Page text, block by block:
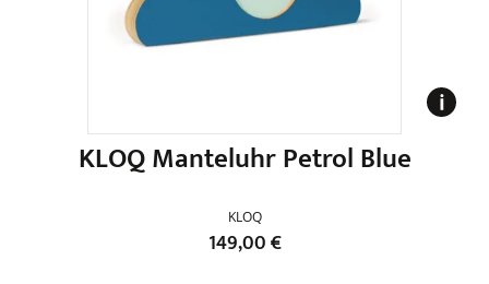
KLOQ Manteluhr Petrol Blue
KLOQ
149,00€